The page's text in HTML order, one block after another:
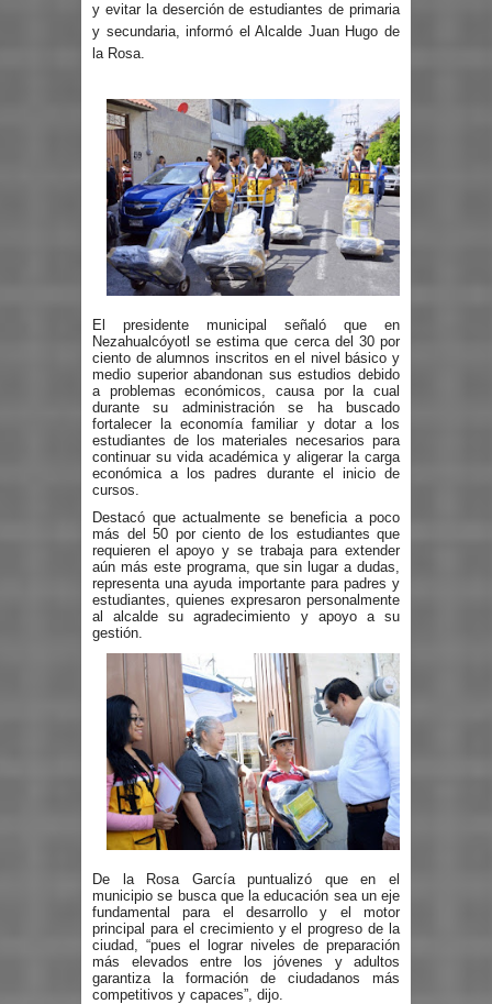
y evitar la deserción de estudiantes de primaria
y secundaria, informó el Alcalde Juan Hugo de
la Rosa.
El presidente municipal señaló que en
Nezahualcóyotl se estima que cerca del 30 por
ciento de alumnos inscritos en el nivel básico y
medio superior abandonan sus estudios debido
a problemas económicos, causa por la cual
durante su administración se ha buscado
fortalecer la economía familiar y dotar a los
estudiantes de los materiales necesarios para
continuar su vida académica y aligerar la carga
económica a los padres durante el inicio de
cursos.
Destacó que actualmente se beneficia a poco
más del 50 por ciento de los estudiantes que
requieren el apoyo y se trabaja para extender
aún más este programa, que sin lugar a dudas,
representa una ayuda importante para padres y
estudiantes, quienes expresaron personalmente
al alcalde su agradecimiento y apoyo a su
gestión.
De la Rosa García puntualizó que en el
municipio se busca que la educación sea un eje
fundamental para el desarrollo y el motor
principal para el crecimiento y el progreso de la
ciudad, “pues el lograr niveles de preparación
más elevados entre los jóvenes y adultos
garantiza la formación de ciudadanos más
competitivos y capaces”, dijo.